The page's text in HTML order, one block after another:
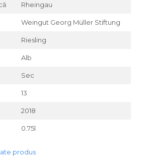
Rheingau
Weingut Georg Müller Stiftung
Riesling
Alb
Sec
13
2018
0.75l
produs